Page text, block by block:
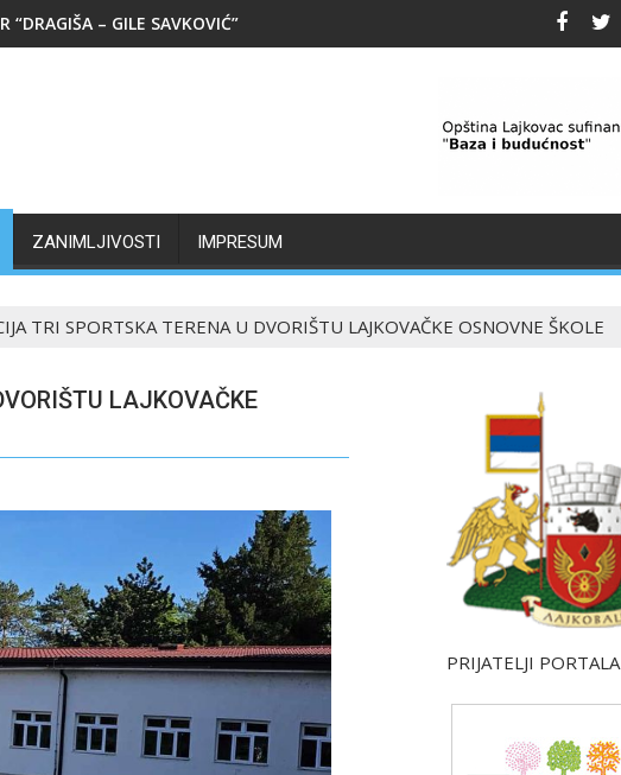
“DRAGIŠA – GILE SAVKOVIĆ”
ZANIMLJIVOSTI IMPRESUM
TRI SPORTSKA TERENA U DVORIŠTU LAJKOVAČKE OSNOVNE ŠKOLE
LAJKOVAČKE
PRIJATELJI PORTALA